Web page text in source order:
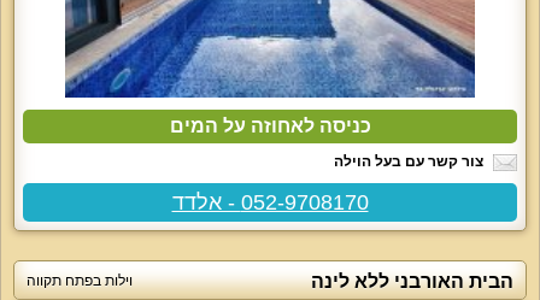
כניסה לאחוזה על המים
צור קשר עם בעל הוילה
052-9708170 - אלדד
הבית האורבני ללא לינה וילות בפתח תקווה